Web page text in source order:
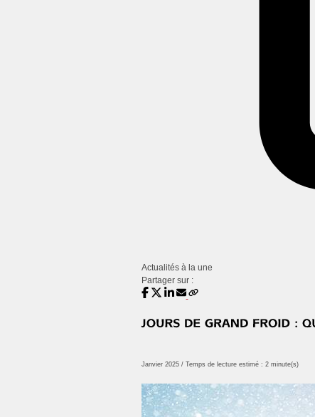
Actualités à la une
Partager sur :
Janvier 2025 / Temps de lecture estimé : 2 minute(s)